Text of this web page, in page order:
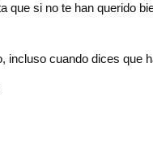
que si no te han querido
incluso cuando dices que